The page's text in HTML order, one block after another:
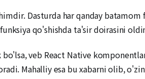
Dasturda har qanday
qo'shishda ta'sir doirasini
bo'lsa, veb React Native
Mahalliy esa bu xabarni olib,